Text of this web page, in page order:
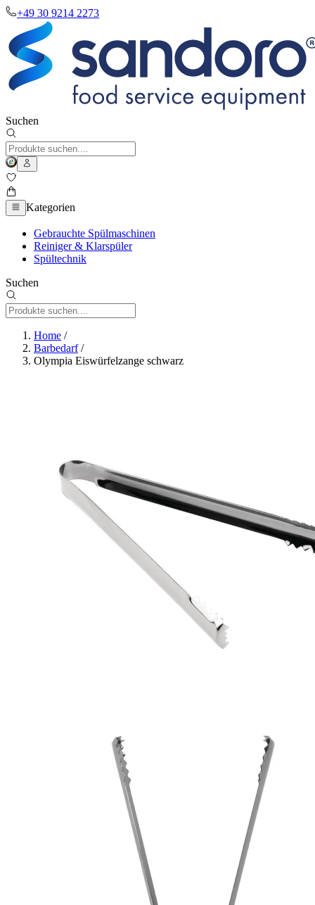
+49 30 9214 2273
Suchen
Kategorien
Gebrauchte Spülmaschinen
Reiniger & Klarspüler
Spültechnik
Suchen
Home /
Barbedarf/
Olympia Eiswürfelzange schwarz